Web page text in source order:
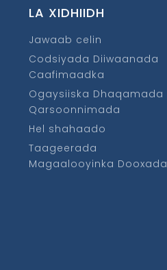
LA XIDHIIDH
Jawaab celin
Codsiyada Diiwaanada
Caafimaadka
Ogaysiiska Dhaqamada
Qarsoonnimada
Hel shahaado
Taageerada
Magaalooyinka Dooxada